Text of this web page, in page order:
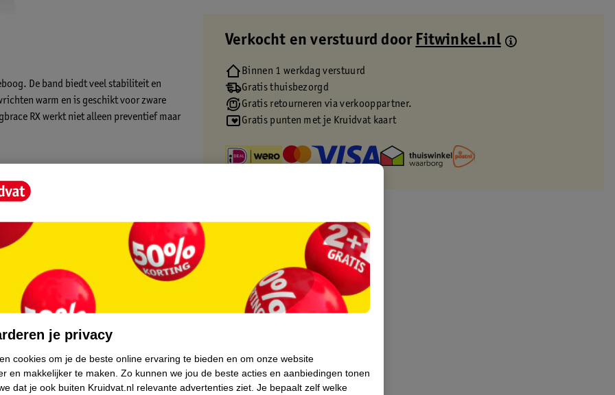
De band biedt veel stabiliteit en
warm en is geschikt voor zware
RX werkt niet alleen preventief maar
Verkocht en verstuurd door Fitwinkel.nl
Binnen 1 werkdag verstuurd
Gratis thuisbezorgd
Gratis retourneren via verkooppartner.
Gratis punten met je Kruidvat kaart
je privacy
cookies om je de beste online ervaring te bieden en om onze website
en makkelijker te maken. Zo kunnen we jou de beste acties en aanbiedingen tonen
dat je ook buiten Kruidvat.nl relevante advertenties ziet. Je bepaalt zelf welke